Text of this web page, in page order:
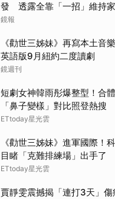
發 透露全靠「一招」維持
鏡報
《勸世三姊妹》再寫本土音
英語版9月紐約二度讀劇
鏡週刊
短劇女神韓雨彤爆整型！合
「鼻子變樣」對比照登熱搜
ETtoday星光雲
《勸世三姊妹》進軍國際！
目睹「克難排練場」出手了
ETtoday星光雲
賈靜雯震撼揭「連打3天」傷